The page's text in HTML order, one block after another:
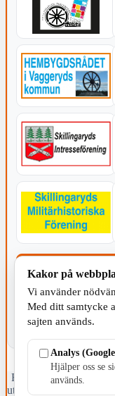
Fristående
ut tidningen
Kakor på
Vi använder
Med ditt samtycke
sajten används.
Analys
Hjälper oss se
används.